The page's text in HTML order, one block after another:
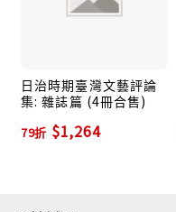
庄近四年的學徒生活
起點。離鄉三十多年
識到作為一個知識人
時代風向球，迎合時勢
以能夠看淡個人的成敗
跨越政治的岐見；因為
日治時期臺灣文藝評論
集: 雜誌篇 (4冊合售)
79折 $1,264